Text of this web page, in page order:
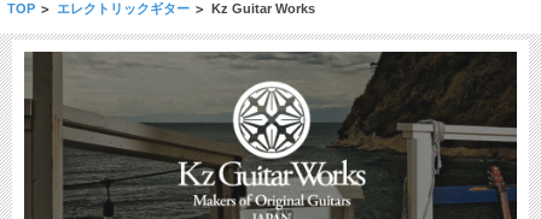
TOP > エレクトリックギター > Kz Guitar Works